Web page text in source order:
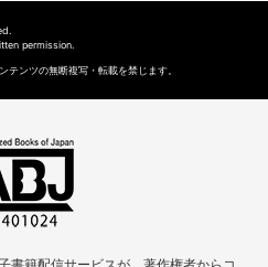
permission.
ンツの無断複写・転載を禁じます。